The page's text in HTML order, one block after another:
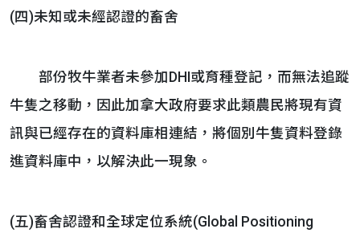
(四)未知或未經認證的畜舍
部份牧牛業者未參加DHI或育種登記，而無法追蹤
牛隻之移動，因此加拿大政府要求此類農民將現有資
訊與已經存在的資料庫相連結，將個別牛隻資料登錄
進資料庫中，以解決此一現象。
(五)畜舍認證和全球定位系統(Global Positioning